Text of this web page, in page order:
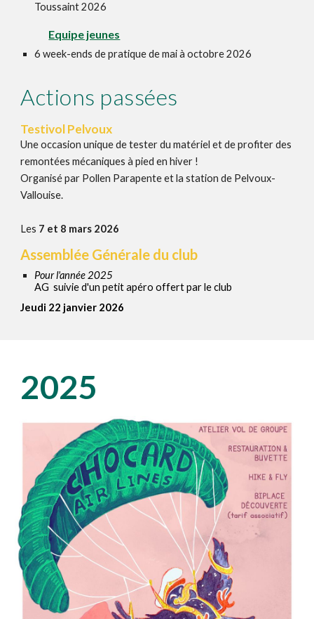
Toussaint 2026
Equipe jeunes
6 week-ends de pratique de mai à octobre 2026
Actions passées
Testivol Pelvoux
Une occasion unique de tester du matériel et de profiter des
remontées mécaniques à pied en hiver !
Organisé par Pollen Parapente et la station de Pelvoux-
Vallouise.
Les 7 et 8 mars 2026
Assemblée Générale du club
Pour l'année 2025
AG suivie d'un petit apéro offert par le club
Jeudi 22 janvier 2026
2025